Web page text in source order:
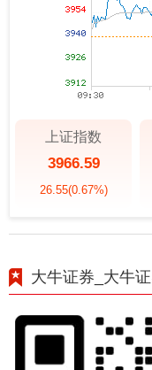
上证指数
3966.59
26.55(0.67%)
大牛证券_大牛